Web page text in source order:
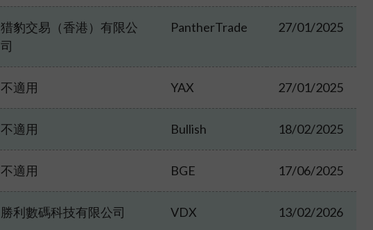
猎豹交易（香港）有限公
司
PantherTrade 27/01/2025
不適用 YAX 27/01/2025
不適用 Bullish 18/02/2025
不適用 BGE 17/06/2025
勝利數碼科技有限公司 VDX 13/02/2026